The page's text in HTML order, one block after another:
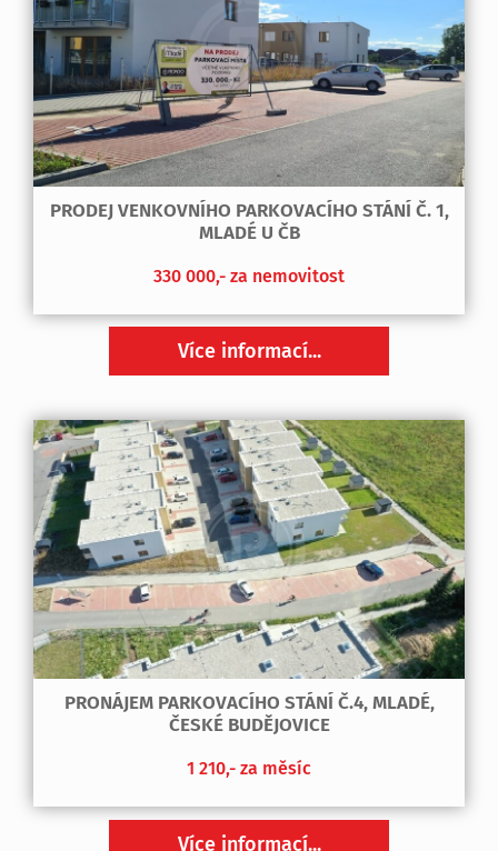
PRODEJ VENKOVNÍHO PARKOVACÍHO STÁNÍ Č. 1,
MLADÉ U ČB
330 000,- za nemovitost
Více informací...
PRONÁJEM PARKOVACÍHO STÁNÍ Č.4, MLADÉ,
ČESKÉ BUDĚJOVICE
1 210,- za měsíc
Více informací...